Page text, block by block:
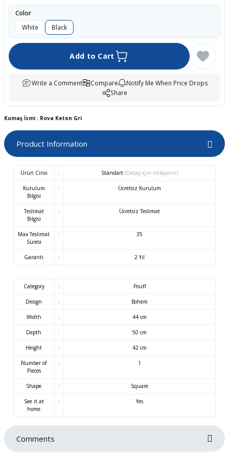
Color
White
Black
Add to Cart
Write a Comment Compare
Notify Me When Price Drops
Share
Kumaş İsmi : Rova Keten Gri
Product Information
Ürün Cinsi : Standart (Detay için tıklayınız)
Kurulum
Bilgisi
: Ücretsiz Kurulum
Teslimat
Bilgisi
: Ücretsiz Teslimat
Max Teslimat
Süresi
: 35
Garanti : 2 Yıl
Category : Pouff
Design : Bohem
Width : 44 cm
Depth : 50 cm
Height : 42 cm
Number of
Pieces
: 1
Shape : Square
See it at
home
: Yes
Comments